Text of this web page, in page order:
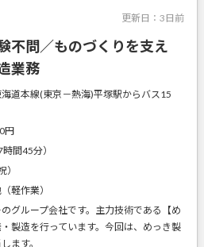
更新日： 3日前
不問／ものづくりを支え
業務
道本線(東京－熱海)平塚駅からバス15
円
間45分）
軽作業）
グループ会社です。主力技術である【め
製造を行っています。今回は、めっき製
ます。